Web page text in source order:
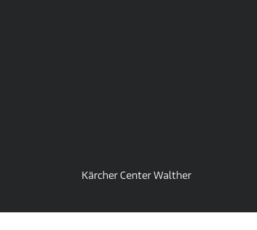
Kärcher Center Walther